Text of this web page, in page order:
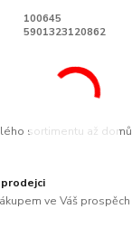
100645
5901323120862
sortimentu až domů
ve Váš prospěch